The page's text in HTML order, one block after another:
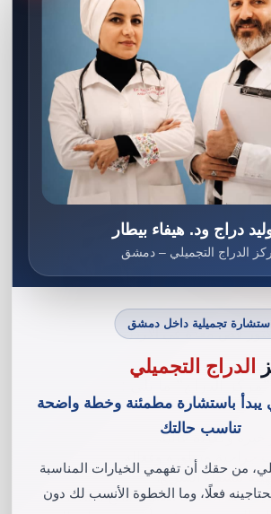
قص معدة في الاردن
وكفاءة عالية.
جراحية متطورة وفعالة.
للشفاء السريع.
بعد العملية لضمان نتائج ناجحة.
دراج ود. هيفاء بيطار
الدراج التجميلي – دمشق
استشارة تجميلية داخل دمشق
الدراج التجميلي
يبدأ باستشارة مطمئنة وخطة واضحة
تناسب حالتك
من حقك أن تفهمي الخيارات المناسبة
فعلًا، وما الخطوة الأنسب لك دون